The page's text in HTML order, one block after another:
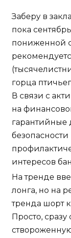
Заберу в
пока
пониженной
горца
В связи с
на
гарантийные
интересов
На тренде
лонга, но на
тренда шорт
Просто,